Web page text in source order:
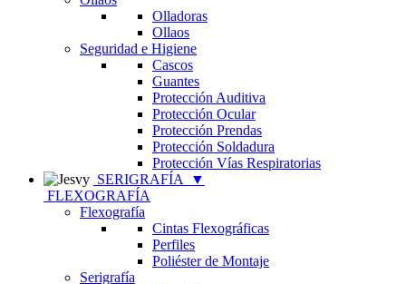
Olladoras
Ollaos
Seguridad e Higiene
Cascos
Guantes
Protección Auditiva
Protección Ocular
Protección Prendas
Protección Soldadura
Protección Vías Respiratorias
SERIGRAFÍA
▼
FLEXOGRAFÍA
Flexografía
Cintas Flexográficas
Perfiles
Poliéster de Montaje
Serigrafía